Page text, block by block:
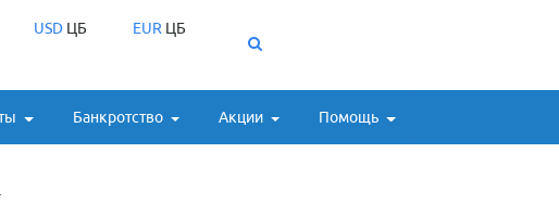
USDЦБ EUR ЦБ
Банкротство Акции Помощь